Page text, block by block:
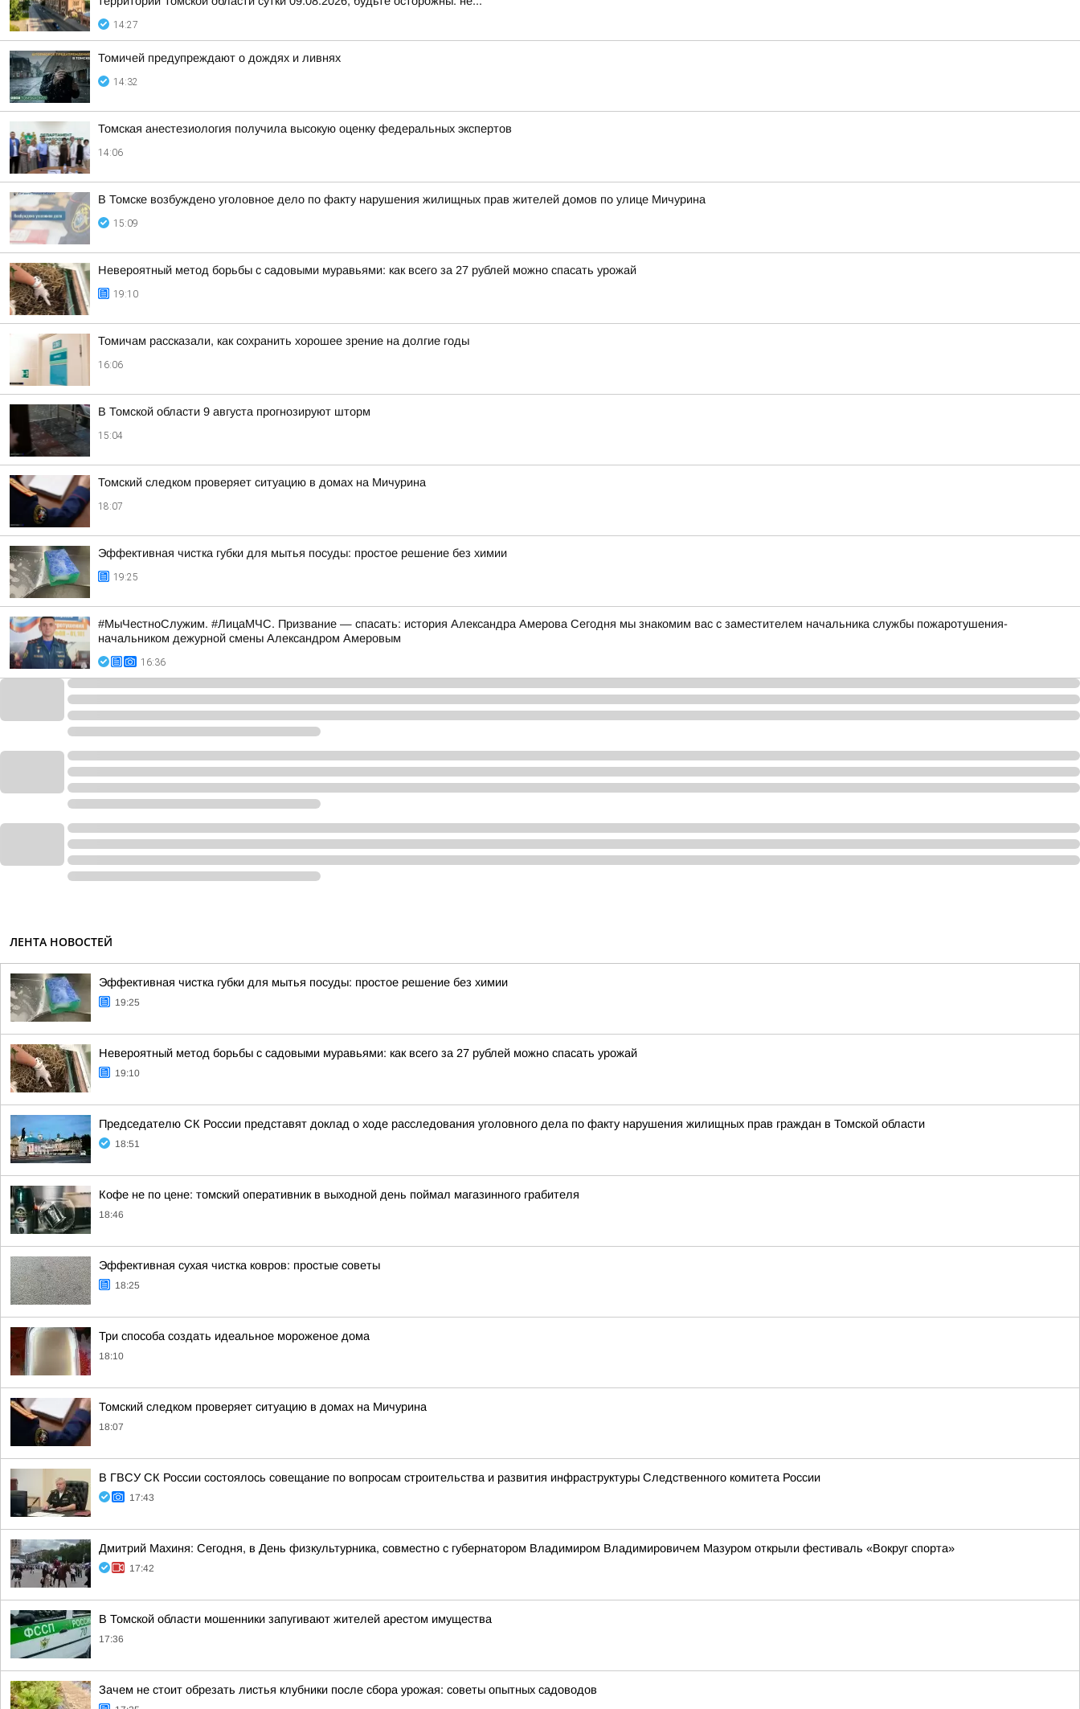
14:27
Томичей предупреждают о дождях и ливнях
14:32
Томская анестезиология получила высокую оценку федеральных экспертов
14:06
В Томске возбуждено уголовное дело по факту нарушения жилищных прав жителей домов по улице Мичурина
15:09
Невероятный метод борьбы с садовыми муравьями: как всего за 27 рублей можно спасать урожай
19:10
Томичам рассказали, как сохранить хорошее зрение на долгие годы
16:06
В Томской области 9 августа прогнозируют шторм
15:04
Томский следком проверяет ситуацию в домах на Мичурина
18:07
Эффективная чистка губки для мытья посуды: простое решение без химии
19:25
#МыЧестноСлужим. #ЛицаМЧС. Призвание — спасать: история Александра Амерова Сегодня мы знакомим вас с заместителем начальника службы пожаротушения-
начальником дежурной смены Александром Амеровым
16:36
ЛЕНТА НОВОСТЕЙ
Эффективная чистка губки для мытья посуды: простое решение без химии
19:25
Невероятный метод борьбы с садовыми муравьями: как всего за 27 рублей можно спасать урожай
19:10
Председателю СК России представят доклад о ходе расследования уголовного дела по факту нарушения жилищных прав граждан в Томской области
18:51
Кофе не по цене: томский оперативник в выходной день поймал магазинного грабителя
18:46
Эффективная сухая чистка ковров: простые советы
18:25
Три способа создать идеальное мороженое дома
18:10
Томский следком проверяет ситуацию в домах на Мичурина
18:07
В ГВСУ СК России состоялось совещание по вопросам строительства и развития инфраструктуры Следственного комитета России
17:43
Дмитрий Махиня: Сегодня, в День физкультурника, совместно с губернатором Владимиром Владимировичем Мазуром открыли фестиваль «Вокруг спорта»
17:42
В Томской области мошенники запугивают жителей арестом имущества
17:36
Зачем не стоит обрезать листья клубники после сбора урожая: советы опытных садоводов